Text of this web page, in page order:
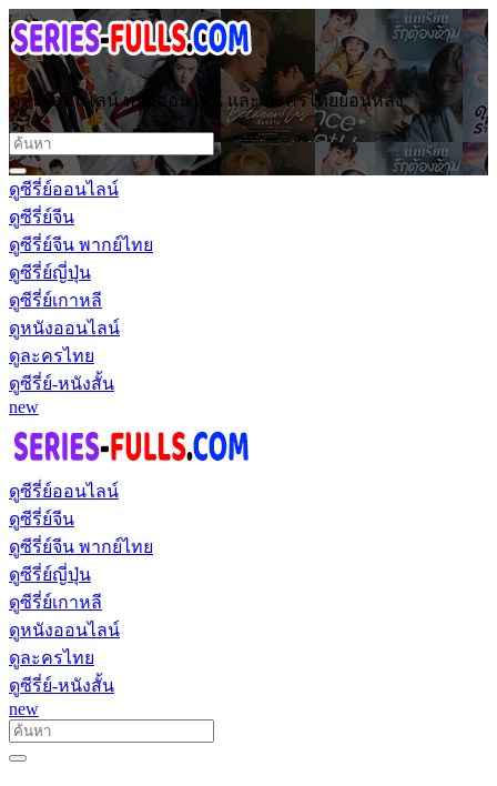
ดูซีรี่ย์ออนไลน์ หนังออนไลน์ และ ละครไทยย้อนหลัง
ดูซีรี่ย์ออนไลน์
ดูซีรี่ย์จีน
ดูซีรี่ย์จีน พากย์ไทย
ดูซีรี่ย์ญี่ปุ่น
ดูซีรี่ย์เกาหลี
ดูหนังออนไลน์
ดูละครไทย
ดูซีรี่ย์-หนังสั้น
new
ดูซีรี่ย์ออนไลน์
ดูซีรี่ย์จีน
ดูซีรี่ย์จีน พากย์ไทย
ดูซีรี่ย์ญี่ปุ่น
ดูซีรี่ย์เกาหลี
ดูหนังออนไลน์
ดูละครไทย
ดูซีรี่ย์-หนังสั้น
new